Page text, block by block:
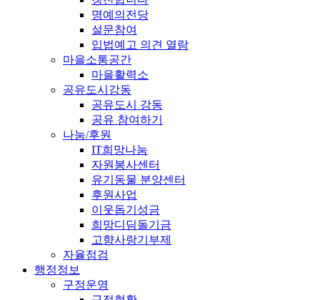
명예의전당
설문참여
입법예고 의견 열람
마을소통공간
마을활력소
공유도시강동
공유도시 강동
공유 참여하기
나눔/후원
IT희망나눔
자원봉사센터
유기동물 분양센터
후원사업
이웃돕기성금
희망디딤돌기금
고향사랑기부제
자율점검
행정정보
구정운영